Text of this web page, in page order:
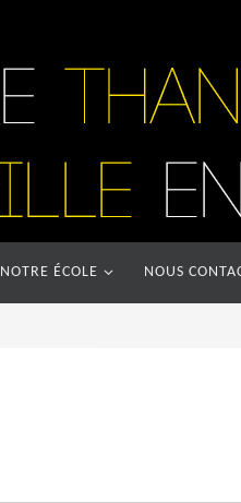
NOTRE ÉCOLE NOUS